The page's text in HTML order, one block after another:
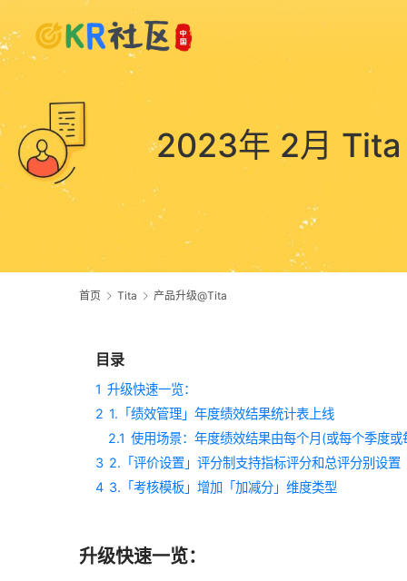
2023年 2月 Tita
首页 Tita 产品升级@Tita
目录
1 升级快速一览：
2 1.「绩效管理」年度绩效结果统计表上线
2.1 使用场景：年度绩效结果由每个月(或每个季度
3 2.「评价设置」评分制支持指标评分和总评分别设置
4 3.「考核模板」增加「加减分」维度类型
升级快速一览：